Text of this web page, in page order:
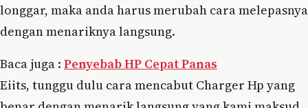
longgar, maka anda harus merubah cara melepasnya
dengan menariknya langsung.
Baca juga : Penyebab HP Cepat Panas
Eiits, tunggu dulu cara mencabut Charger Hp yang